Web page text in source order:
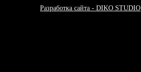
Разработка сайта - DIKO STUDIO